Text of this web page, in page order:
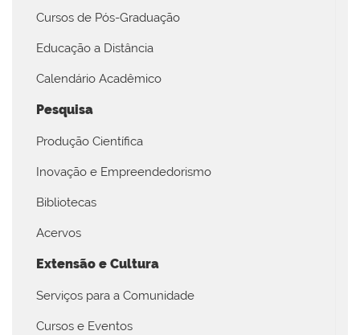
Cursos de Pós-Graduação
Educação a Distância
Calendário Acadêmico
Pesquisa
Produção Científica
Inovação e Empreendedorismo
Bibliotecas
Acervos
Extensão e Cultura
Serviços para a Comunidade
Cursos e Eventos